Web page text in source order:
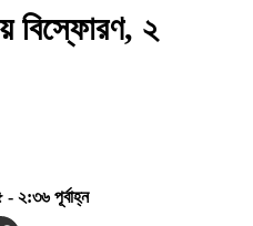
বিস্ফোরণ, ২
- ২:৩৬ পূর্বাহ্ন